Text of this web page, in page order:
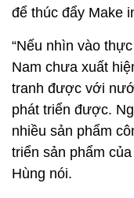
để thúc đẩy Make
“Nếu nhìn vào
Nam chưa xuất
tranh được với
phát triển được.
nhiều sản phẩm
triển sản phẩm
Hùng nói.